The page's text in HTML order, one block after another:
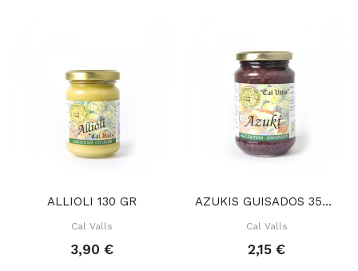
ALLIOLI 130 GR
Cal Valls
3,90 €
AZUKIS GUISADOS 350 GR
Cal Valls
2,15 €